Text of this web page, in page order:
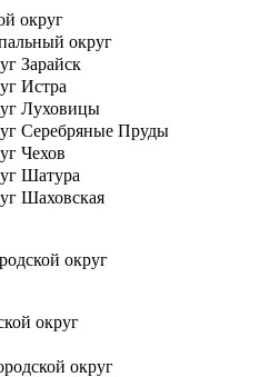
округ
округ
Зарайск
Истра
Луховицы
Серебряные Пруды
Чехов
Шатура
Шаховская
округ
округ
округ